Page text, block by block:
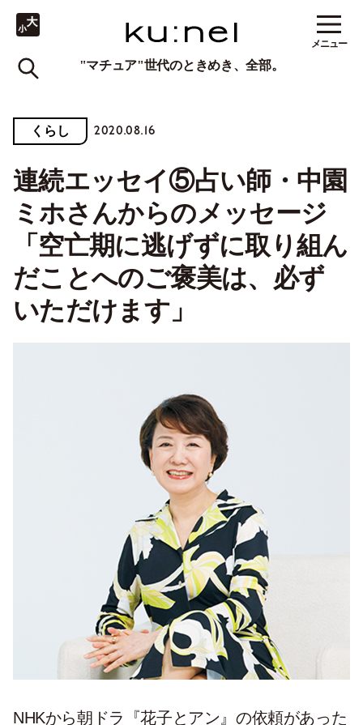
"マチュア"世代のときめき、全部。
メニュー
くらし 2020.08.16
連続エッセイ⑤占い師・中園
ミホさんからのメッセージ
「空亡期に逃げずに取り組ん
だことへのご褒美は、必ず
いただけます」
NHKから朝ドラ『花子とアン』の依頼があった